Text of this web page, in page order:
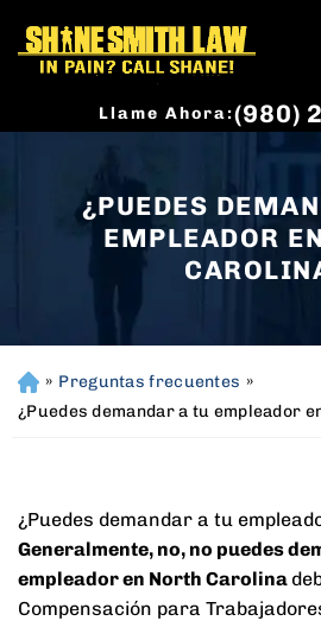
Llame Ahora:(980)
¿PUEDES
EMPLEADOR
H
o
» Preguntas frecuentes »
¿Puedes demandar a tu empleador
¿Puedes demandar a tu
Generalmente, no, no puedes
empleador en North Carolina
Compensación para